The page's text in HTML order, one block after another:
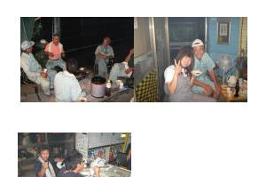
お問合せ